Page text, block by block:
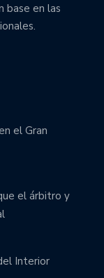
base en las
el Gran
el árbitro y
Interior